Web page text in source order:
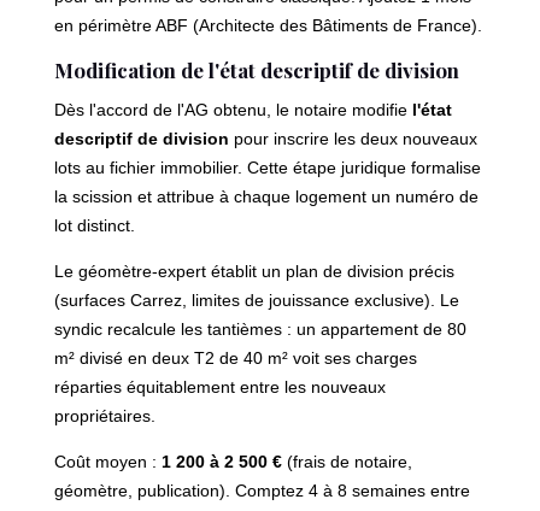
en périmètre ABF (Architecte des Bâtiments de France).
Modification de l'état descriptif de division
Dès l'accord de l'AG obtenu, le notaire modifie l'état
descriptif de division pour inscrire les deux nouveaux
lots au fichier immobilier. Cette étape juridique formalise
la scission et attribue à chaque logement un numéro de
lot distinct.
Le géomètre-expert établit un plan de division précis
(surfaces Carrez, limites de jouissance exclusive). Le
syndic recalcule les tantièmes : un appartement de 80
m² divisé en deux T2 de 40 m² voit ses charges
réparties équitablement entre les nouveaux
propriétaires.
Coût moyen : 1 200 à 2 500 €(frais de notaire,
géomètre, publication). Comptez 4 à 8 semaines entre